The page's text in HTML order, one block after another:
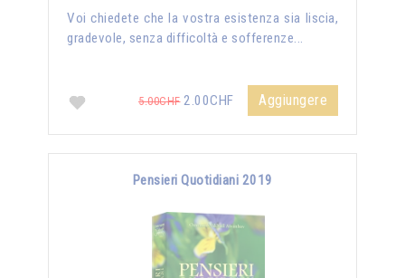
Voi chiedete che la vostra esistenza sia liscia,
gradevole, senza difficoltà e sofferenze...
5.00CHF2.00CHF Aggiungere
Pensieri Quotidiani 2019